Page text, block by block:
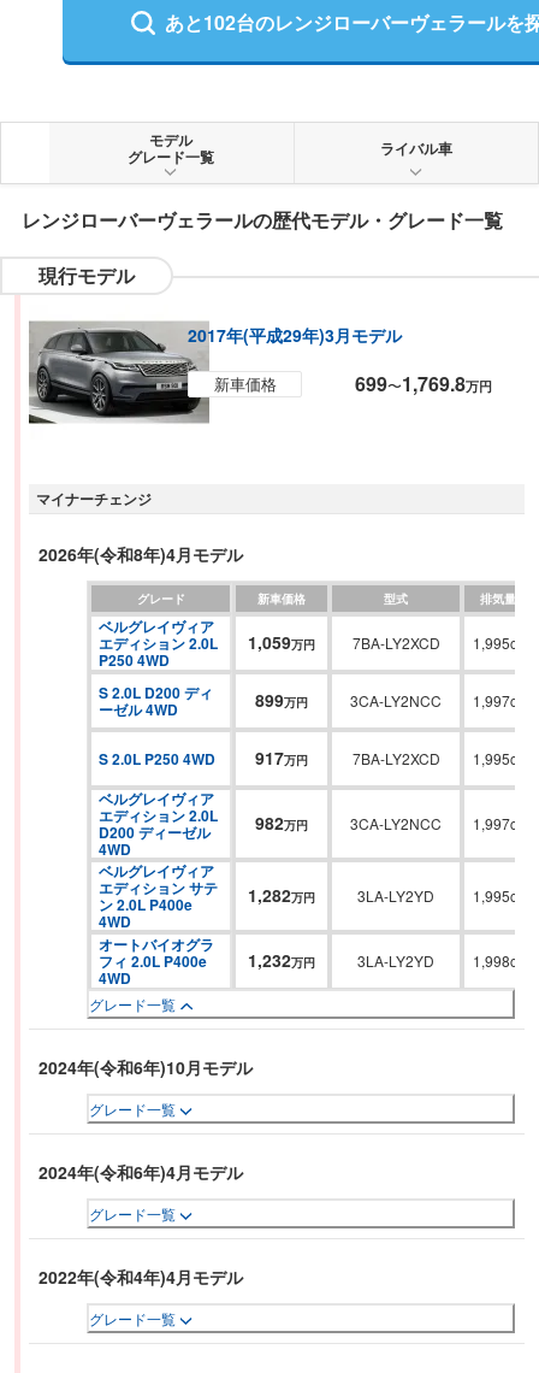
あと102台のレンジローバーヴェラールを
モデル
グレード一覧 ライバル車
レンジローバーヴェラールの歴代モデル・グレード一覧
現行モデル
2017年(平成29年)3月モデル
新車価格 699〜1,769.8万円
マイナーチェンジ
2026年(令和8年)4月モデル
グレード 新車価格 型式 排気量
ベルグレイヴィア
エディション 2.0L
P250 4WD
1,059万円 7BA-LY2XCD 1,995cc
S 2.0L D200 ディ
ーゼル 4WD 899万円 3CA-LY2NCC 1,997cc
S 2.0L P250 4WD 917万円 7BA-LY2XCD 1,995cc
ベルグレイヴィア
エディション 2.0L
D200 ディーゼル
4WD
982万円 3CA-LY2NCC 1,997cc
ベルグレイヴィア
エディション サテ
ン 2.0L P400e
4WD
1,282万円 3LA-LY2YD 1,995cc
オートバイオグラ
フィ 2.0L P400e
4WD
1,232万円 3LA-LY2YD 1,998cc
グレード一覧
2024年(令和6年)10月モデル
グレード一覧
2024年(令和6年)4月モデル
グレード一覧
2022年(令和4年)4月モデル
グレード一覧